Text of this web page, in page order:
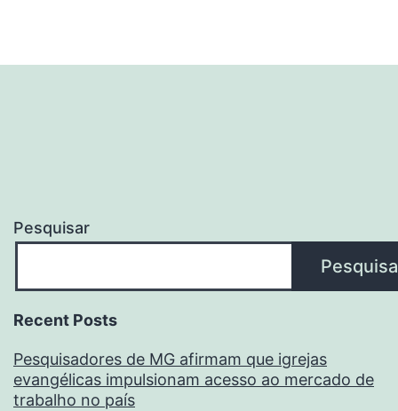
Pesquisar
Recent Posts
Pesquisadores de MG afirmam que igrejas
evangélicas impulsionam acesso ao mercado de
trabalho no país